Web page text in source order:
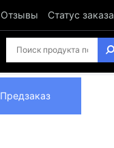
Отзывы Статус заказа
Предзаказ